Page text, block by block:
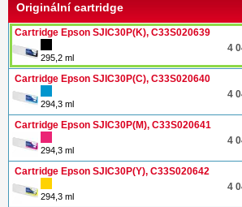
Originální cartridge
Cartridge Epson SJIC30P(K), C33S020639
4
295,2 ml
Cartridge Epson SJIC30P(C), C33S020640
4
294,3 ml
Cartridge Epson SJIC30P(M), C33S020641
4
294,3 ml
Cartridge Epson SJIC30P(Y), C33S020642
4
294,3 ml